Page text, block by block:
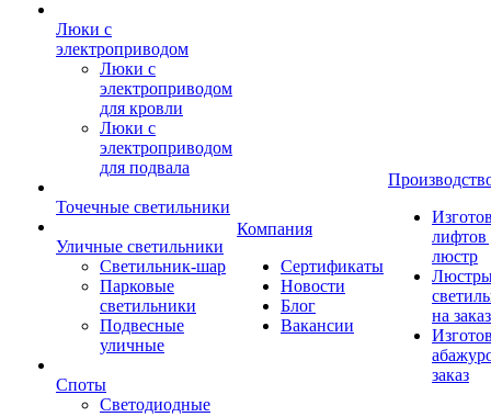
Люки с
электроприводом
Люки с
электроприводом
для кровли
Люки с
электроприводом
для подвала
Точечные светильники
Уличные светильники
Светильник-шар
Парковые
светильники
Подвесные
уличные
Споты
Светодиодные
Компания
Сертификаты
Новости
Блог
Вакансии
лифтов
люстр
на заказ
заказ